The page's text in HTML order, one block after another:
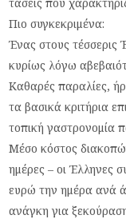
Πιο συγκεκριμένα:
Ένας στους τέσσερις
κυρίως λόγω
Καθαρές παραλίες,
τα βασικά κριτήρια
τοπική γαστρονομία
Μέσο κόστος
ημέρες – οι Έλληνες
ευρώ την ημέρα ανά
ανάγκη για